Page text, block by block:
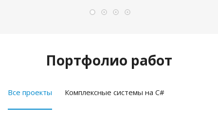
Портфолио работ
Все проекты Комплексные системы на C#